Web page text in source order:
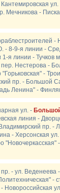
Мечникова -
8-9-я линии -
1-я линии - Тучков
Нестерова -
-
пр. - Большой
Ленина" -
ул. -
линия -
пр. -
- Херсонская
- ул. Веденеева
Новороссийская